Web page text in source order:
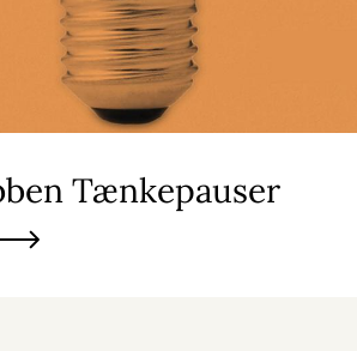
Tænkepauser